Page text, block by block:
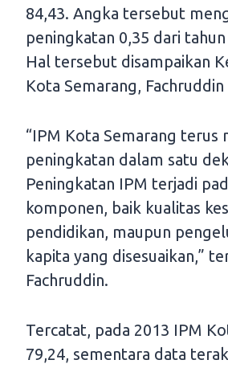
84,43. Angka tersebut
peningkatan 0,35 dari
Hal tersebut disampaikan
Kota Semarang,
“IPM Kota Semarang terus
peningkatan dalam satu
Peningkatan IPM terjadi
komponen, baik kualitas
pendidikan, maupun
kapita yang disesuaikan,”
Fachruddin.
Tercatat, pada 2013 IPM
79,24, sementara data